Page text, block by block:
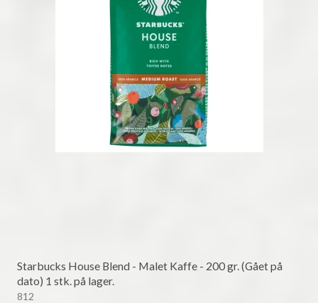
Starbucks House Blend - Malet Kaffe - 200 gr. (Gået på
dato) 1 stk. på lager.
812